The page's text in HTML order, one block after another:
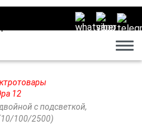
12
с подсветкой,
100/2500)